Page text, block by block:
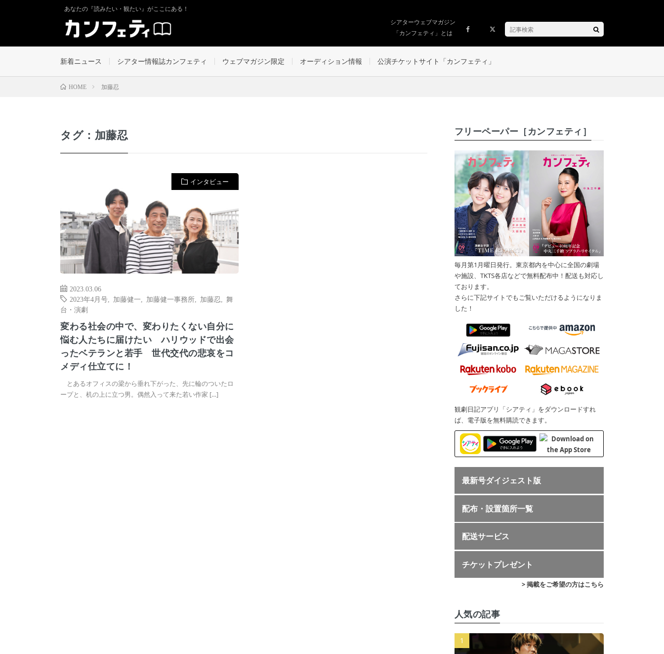
あなたの『読みたい・観たい』がここにある！
シアターウェブマガジン
「カンフェティ」とは
新着ニュース シアター情報誌カンフェティ ウェブマガジン限定 オーディション情報 公演チケットサイト「カンフェティ」
HOME 加藤忍
タグ：加藤忍
インタビュー
2023.03.06
2023年4月号
加藤健一 加藤健一事務所 加藤忍
舞
台・演劇
変わる社会の中で、変わりたくない自分に
悩む人たちに届けたい ハリウッドで出会
ったベテランと若手 世代交代の悲哀をコ
メディ仕立てに！
とあるオフィスの梁から垂れ下がった、先に輪のついたロ
ープと、机の上に立つ男。偶然入って来た若い作家 […]
フリーペーパー［カンフェティ］
毎月第1月曜日発行。東京都内を中心に全国の劇場
や施設、TKTS各店などで無料配布中！配送も対応し
ております。
さらに下記サイトでもご覧いただけるようになりま
した！
観劇日記アプリ「シアティ」をダウンロードすれ
ば、電子版を無料購読できます。
最新号ダイジェスト版
配布・設置箇所一覧
配送サービス
チケットプレゼント
> 掲載をご希望の方はこちら
人気の記事